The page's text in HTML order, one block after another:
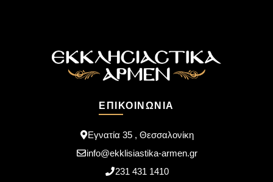
ΕΠΙΚΟΙΝΩΝΊΑ
Εγνατία 35 , Θεσσαλονίκη
info@ekklisiastika-armen.gr
231 431 1410